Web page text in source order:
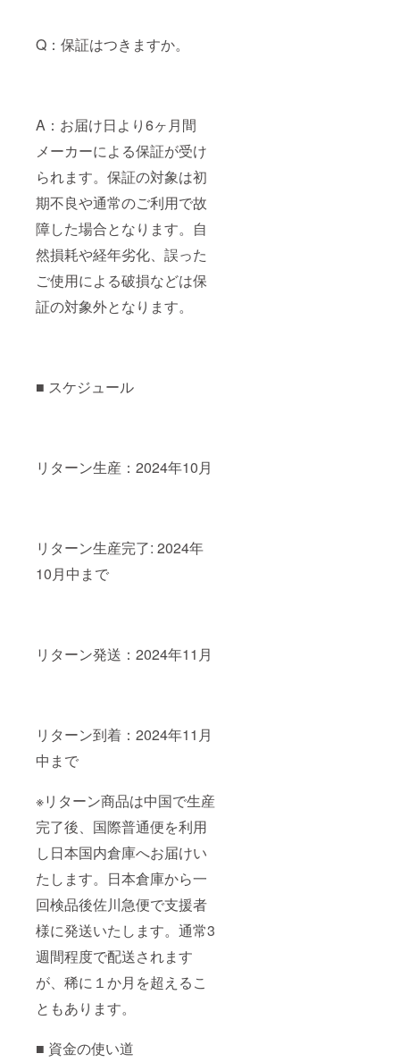
Q：保証はつきますか。
A：お届け日より6ヶ月間
メーカーによる保証が受け
られます。保証の対象は初
期不良や通常のご利用で故
障した場合となります。自
然損耗や経年劣化、誤った
ご使用による破損などは保
証の対象外となります。
■ スケジュール
リターン生産：2024年10月
リターン生産完了: 2024年
10月中まで
リターン発送：2024年11月
リターン到着：2024年11月
中まで
※リターン商品は中国で生産
完了後、国際普通便を利用
し日本国内倉庫へお届けい
たします。日本倉庫から一
回検品後佐川急便で支援者
様に発送いたします。通常3
週間程度で配送されます
が、稀に１か月を超えるこ
ともあります。
■ 資金の使い道